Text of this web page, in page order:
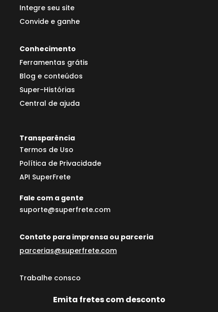
Integre seu site
Convide e ganhe
Conhecimento
Ferramentas grátis
Blog e conteúdos
Super-Histórias
Central de ajuda
Transparência
Termos de Uso
Política de Privacidade
API SuperFrete
Fale com a gente
suporte@superfrete.com
Contato para imprensa ou parceria
parcerias@superfrete.com
Trabalhe consco
Emita fretes com desconto